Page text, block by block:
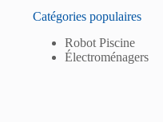
Catégories populaires
Robot Piscine
Électroménagers